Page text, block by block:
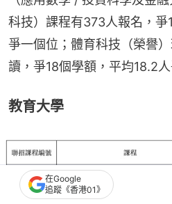
科技）課程有373人報名，爭
爭一個位；體育科技（榮譽
讀，爭18個學額，平均18.2人
教育大學
在Google
追蹤《香港01》